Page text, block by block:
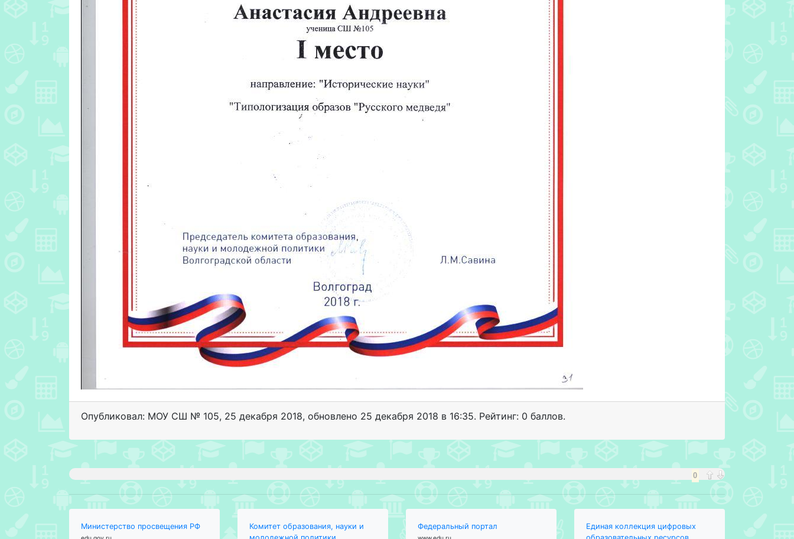
Опубликовал: МОУ СШ № 105, 25 декабря 2018, обновлено 25 декабря 2018 в 16:35. Рейтинг: 0 баллов.
0
Министерство просвещения РФ
Комитет образования, науки и
Федеральный портал
Единая коллекция цифровых